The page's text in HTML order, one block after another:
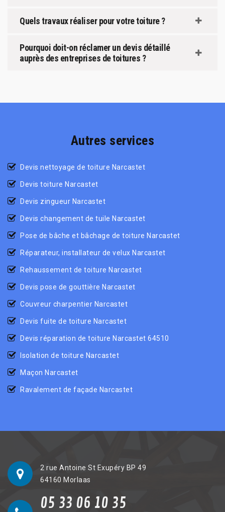
Quels travaux réaliser pour votre toiture ?
Pourquoi doit-on réclamer un devis détaillé
auprès des entreprises de toitures ?
Autres services
Devis nettoyage de toiture Narcastet
Devis toiture Narcastet
Devis zingueur Narcastet
Devis changement de tuile Narcastet
Pose de bâche et bâchage de toiture Narcastet
Réparateur, installateur de velux Narcastet
Rehaussement de toiture Narcastet
Devis pose de gouttière Narcastet
Couvreur charpentier Narcastet
Devis fuite de toiture Narcastet
Devis réparation de toiture Narcastet 64510
Isolation de toiture Narcastet
Maçon Narcastet
Ravalement de façade Narcastet
2 rue Antoine St Exupéry BP 49
64160 Morlaas
05 33 06 10 35